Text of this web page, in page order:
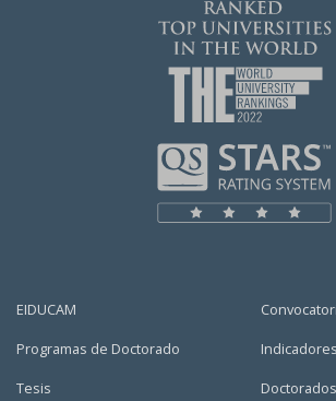
EIDUCAM
Programas de Doctorado
Tesis